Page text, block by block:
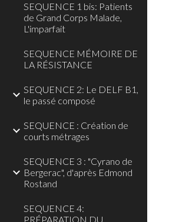
SEQUENCE 1 bis: Patients
de Grand Corps Malade,
L'imparfait
SEQUENCE MÉMOIRE DE
LA RÉSISTANCE
SEQUENCE 2: Le DELF B1,
le passé composé
SEQUENCE : Création de
courts métrages
SEQUENCE 3 : "Cyrano de
Bergerac", d'après Edmond
Rostand
SEQUENCE 4:
PRÉPARATION DU